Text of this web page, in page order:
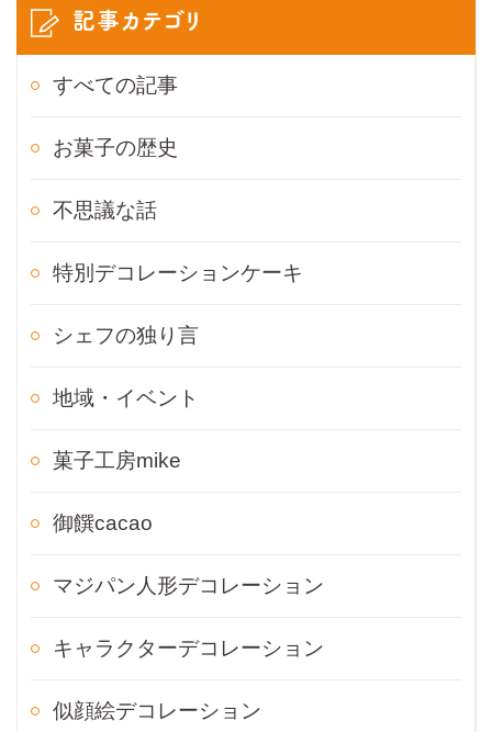
記事カテゴリ
すべての記事
お菓子の歴史
不思議な話
特別デコレーションケーキ
シェフの独り言
地域・イベント
菓子工房mike
御饌cacao
マジパン人形デコレーション
キャラクターデコレーション
似顔絵デコレーション